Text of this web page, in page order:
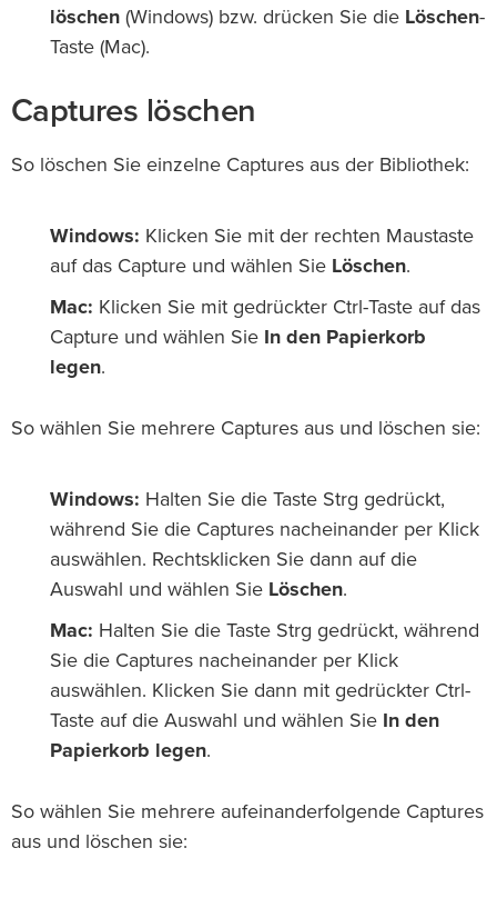
löschen (Windows) bzw. drücken Sie die Löschen-
Taste (Mac).
Captures löschen
So löschen Sie einzelne Captures aus der Bibliothek:
Windows: Klicken Sie mit der rechten Maustaste
auf das Capture und wählen Sie Löschen.
Mac: Klicken Sie mit gedrückter Ctrl-Taste auf das
Capture und wählen Sie
In den Papierkorb
legen.
So wählen Sie mehrere Captures aus und löschen sie:
Windows: Halten Sie die Taste Strg gedrückt,
während Sie die Captures nacheinander per Klick
auswählen. Rechtsklicken Sie dann auf die
Auswahl und wählen Sie Löschen.
Mac: Halten Sie die Taste Strg gedrückt, während
Sie die Captures nacheinander per Klick
auswählen. Klicken Sie dann mit gedrückter Ctrl-
Taste auf die Auswahl und wählen Sie
In den
Papierkorb legen.
So wählen Sie mehrere aufeinanderfolgende Captures
aus und löschen sie: